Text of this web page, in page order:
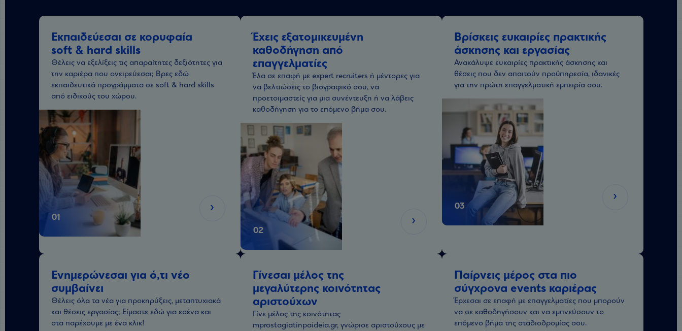
Εκπαιδεύεσαι σε κορυφαία
soft & hard skills
Θέλεις να εξελίξεις τις απαραίτητες δεξιότητες για
την καριέρα που ονειρεύεσαι; Βρες εδώ
εκπαιδευτικά προγράμματα σε soft & hard skills
από ειδικούς του χώρου.
01
Έχεις εξατομικευμένη
καθοδήγηση από
επαγγελματίες
Έλα σε επαφή με expert recruiters ή μέντορες για
να βελτιώσεις το βιογραφικό σου, να
προετοιμαστείς για μια συνέντευξη ή να λάβεις
καθοδήγηση για το επόμενο βήμα σου.
02
Βρίσκεις ευκαιρίες πρακτικής
άσκησης και εργασίας
Ανακάλυψε ευκαιρίες πρακτικής άσκησης και
θέσεις που δεν απαιτούν προϋπηρεσία, ιδανικές
για την πρώτη επαγγελματική εμπειρία σου.
03
Ενημερώνεσαι για ό,τι νέο
συμβαίνει
Θέλεις όλα τα νέα για προκηρύξεις, μεταπτυχιακά
και θέσεις εργασίας; Είμαστε εδώ για εσένα και
στα παρέχουμε με ένα κλικ!
Γίνεσαι μέλος της
μεγαλύτερης κοινότητας
αριστούχων
Γίνε μέλος της κοινότητας
mprostagiatinpaideia.gr, γνώρισε αριστούχους με
Παίρνεις μέρος στα πιο
σύγχρονα events καριέρας
Έρχεσαι σε επαφή με επαγγελματίες που μπορούν
να σε καθοδηγήσουν και να εμπνεύσουν το
επόμενο βήμα της σταδιοδρομίας σου.